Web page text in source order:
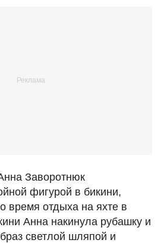
Заворотнюк
фигурой в бикини,
время отдыха на яхте в
Анна накинула рубашку и
светлой шляпой и